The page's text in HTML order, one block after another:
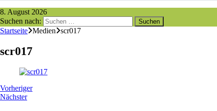
8. August 2026
Suchen nach:
Startseite Medien scr017
scr017
Vorheriger
Nächster